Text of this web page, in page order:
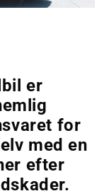
er
for
med en
efter